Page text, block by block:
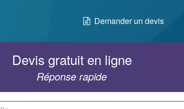
Demander un devis
Devis gratuit en ligne
Réponse rapide